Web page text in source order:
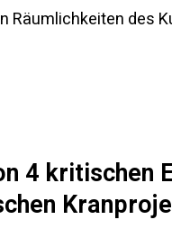
Räumlichkeiten des
4 kritischen